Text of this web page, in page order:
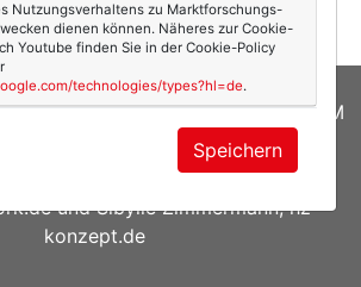
|COOKIES|IMPRESSUM
| Susanne Ackstaller
undSibylle Zimmermann, hz-
konzept.de
Nutzungsverhaltens zu Marktforschungs-
dienen können. Näheres zur Cookie-
Youtube finden Sie in der Cookie-Policy
technologies/types?hl=de.
Speichern